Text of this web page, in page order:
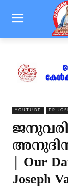
YOUTUBE FR
| Our
Joseph